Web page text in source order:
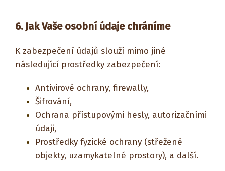
6. Jak Vaše osobní údaje chráníme
K zabezpečení údajů slouží mimo jiné
následující prostředky zabezpečení:
Antivirové ochrany, firewally,
Šifrování,
Ochrana přístupovými hesly, autorizačními
údaji,
Prostředky fyzické ochrany (střežené
objekty, uzamykatelné prostory), a další.